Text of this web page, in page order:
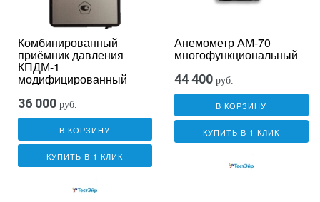
Комбинированный
приёмник давления
КПДМ-1
модифицированный
36 000 руб.
В КОРЗИНУ
КУПИТЬ В 1 КЛИК
Анемометр АМ-70
многофункциональный
44 400 руб.
В КОРЗИНУ
КУПИТЬ В 1 КЛИК